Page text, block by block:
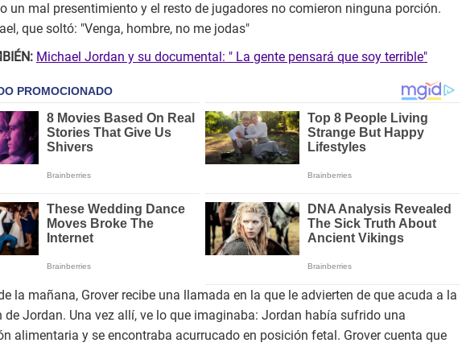
un mal presentimiento y el resto de jugadores no comieron ninguna porción.
que soltó: "Venga, hombre, no me jodas"
Michael Jordan y su documental: " La gente pensará que soy terrible"
la mañana, Grover recibe una llamada en la que le advierten de que acuda a la
de Jordan. Una vez allí, ve lo que imaginaba: Jordan había sufrido una
alimentaria y se encontraba acurrucado en posición fetal. Grover cuenta que